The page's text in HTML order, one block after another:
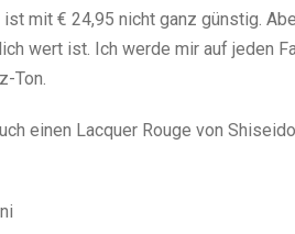
mit € 24,95 nicht ganz günstig.
wert ist. Ich werde mir auf jeden
Ton.
einen Lacquer Rouge von